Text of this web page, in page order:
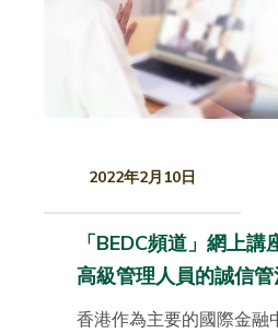
2022年2月10日
「BEDC頻道」網上
高級管理人員的誠信
香港作為主要的國際金融